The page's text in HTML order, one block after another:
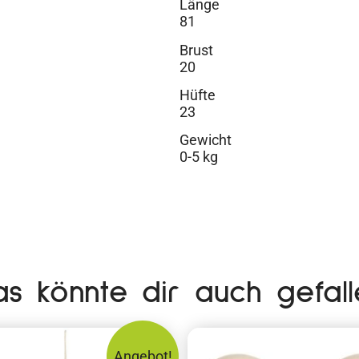
Länge
81
Brust
20
Hüfte
23
Gewicht
0-5 kg
könnte dir auch